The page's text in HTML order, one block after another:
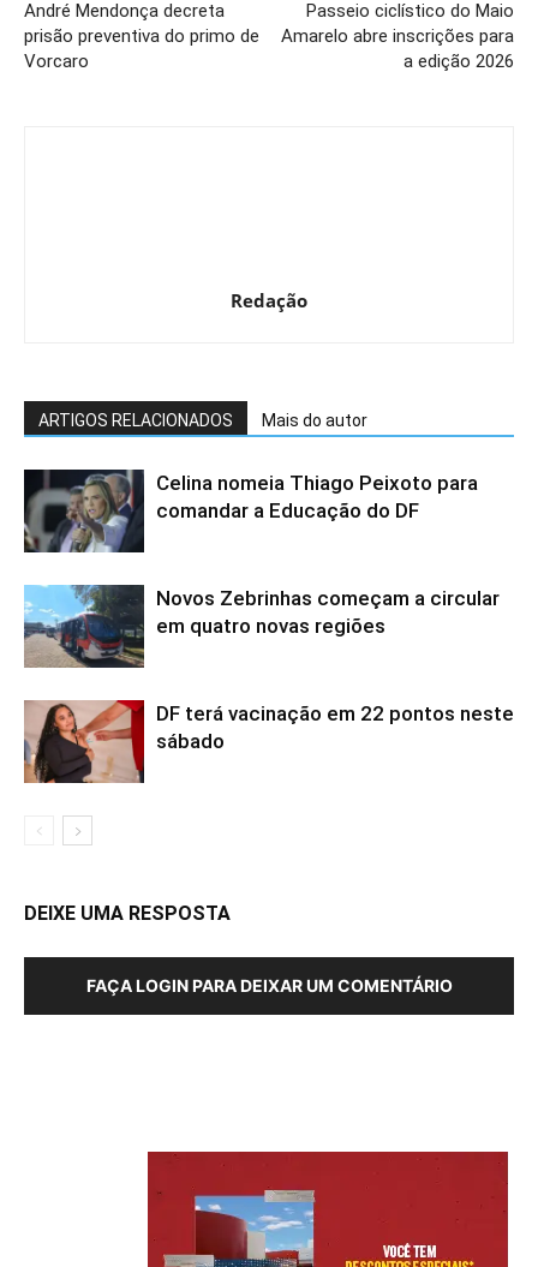
André Mendonça decreta
prisão preventiva do primo de
Vorcaro
Passeio ciclístico do Maio
Amarelo abre inscrições para
a edição 2026
Redação
ARTIGOS RELACIONADOS Mais do autor
Celina nomeia Thiago Peixoto para
comandar a Educação do DF
Novos Zebrinhas começam a circular
em quatro novas regiões
DF terá vacinação em 22 pontos neste
sábado
DEIXE UMA RESPOSTA
FAÇA LOGIN PARA DEIXAR UM COMENTÁRIO